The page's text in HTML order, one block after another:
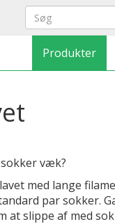
Produkter
væk?
med lange
par sokker.
at slippe af med